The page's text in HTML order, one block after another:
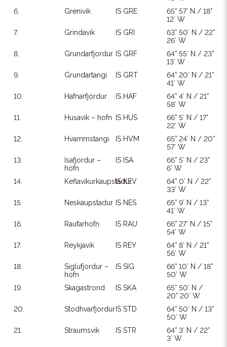
6.
Grenivik IS GRE
65° 57′ N / 18°
12′ W
7.
Grindavik IS GRI
63° 50′ N / 22°
26′ W
8.
Grundarfjordur IS GRF
64° 55′ N / 23°
13′ W
9.
Grundartangi IS GRT
64° 20′ N / 21°
41′ W
10.
Hafnarfjordur IS HAF
64° 4′ N / 21°
58′ W
11.
Husavik – hofn IS HUS
66° 5′ N / 17°
22′ W
12.
Hvammstangi IS HVM
65° 24′ N / 20°
57′ W
13.
Isafjordur –
hofn
IS ISA
66° 5′ N / 23°
6′ W
14.
Keflavikurkaupstadur
IS KEV
64° 0′ N / 22°
33′ W
15.
Neskaupstadur IS NES
65° 9′ N / 13°
41′ W
16.
Raufarhofn IS RAU
66° 27′ N / 15°
54′ W
17.
Reykjavik IS REY
64° 8′ N / 21°
56′ W
18.
Siglufjordur –
hofn
IS SIG
66° 10′ N / 18°
50′ W
19.
Skagastrond IS SKA
65° 50′ N /
20° 20′ W
20.
Stodhvarfjordur IS STD
64° 50′ N / 13°
50′ W
21.
Straumsvik IS STR
64° 3′ N / 22°
3′ W